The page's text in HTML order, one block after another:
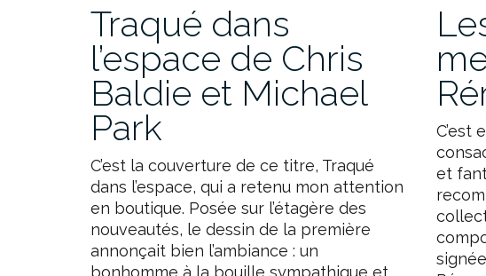
Traqué dans
l’espace de Chris
Baldie et Michael
Park
C’est la couverture de ce titre, Traqué
dans l’espace, qui a retenu mon attention
en boutique. Posée sur l’étagère des
nouveautés, le dessin de la première
annonçait bien l’ambiance : un
bonhomme à la bouille sympathique et
C’est
et